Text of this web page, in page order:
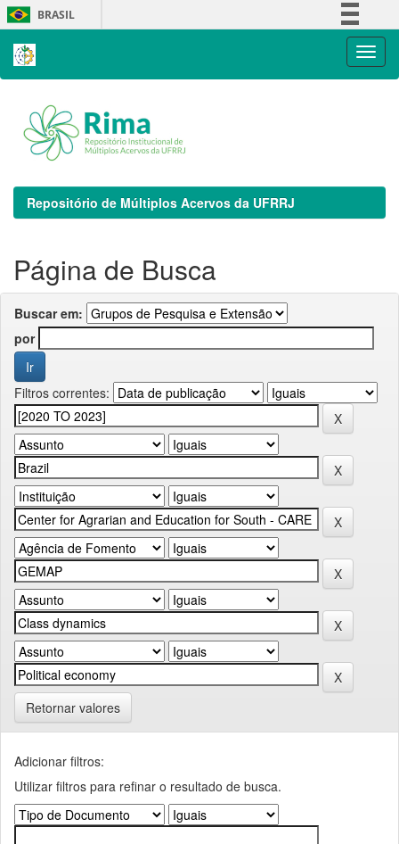
Skip
navigation
BRASIL
Repositório de Múltiplos Acervos da UFRRJ
Página de Busca
Buscar em:
por
Filtros correntes:
Retornar valores
Adicionar filtros:
Utilizar filtros para refinar o resultado de busca.